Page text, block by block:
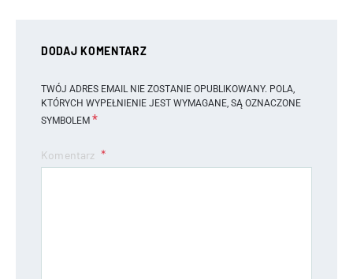
DODAJ KOMENTARZ
TWÓJ ADRES EMAIL NIE ZOSTANIE OPUBLIKOWANY. POLA,
KTÓRYCH WYPEŁNIENIE JEST WYMAGANE, SĄ OZNACZONE
SYMBOLEM *
Komentarz